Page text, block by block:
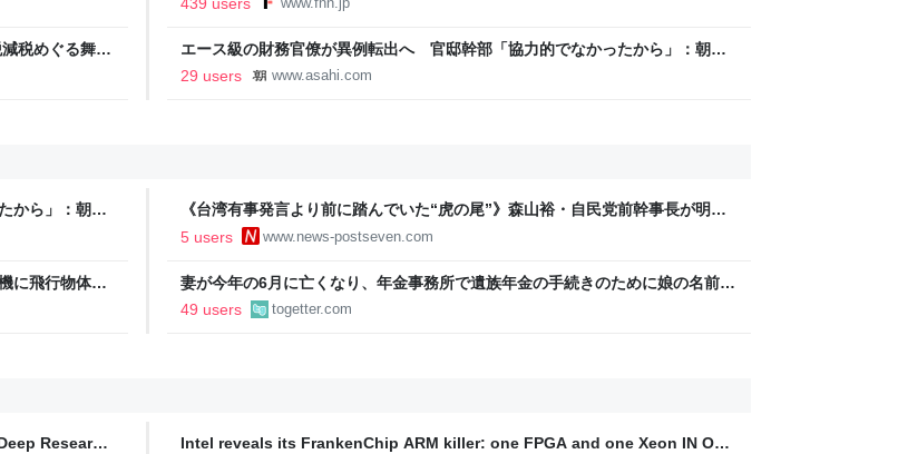
税めぐる舞台
プライムオン
エース級の財務官僚が異例転出へ 官邸幹部「協力的でなかったから」：朝日
新聞
29 users www.asahi.com
から」：朝日
《台湾有事発言より前に踏んでいた“虎の尾”》森山裕・自民党前幹事長が明か
した対中外交の大失態「高市総理の“個人的なSNS投稿”が習近平主席を怒らせ
5 users www.news-postseven.com
に飛行物体が
妻が今年の6月に亡くなり、年金事務所で遺族年金の手続きのために娘の名前で
申請…受給資格がないと言われた「何のための年金なのか」→貯金と考える
49 users togetter.com
Research
Intel reveals its FrankenChip ARM killer: one FPGA and one Xeon IN ONE